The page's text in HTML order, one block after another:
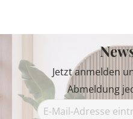
Jetzt anmelden
Abmeldung